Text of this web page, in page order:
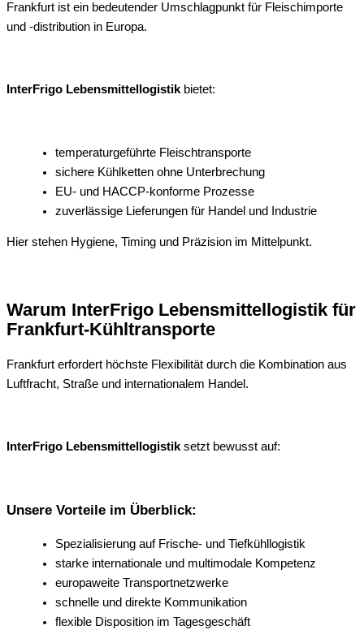
Frankfurt ist ein bedeutender Umschlagpunkt für Fleischimporte
und -distribution in Europa.
InterFrigo Lebensmittellogistikbietet:
temperaturgeführte Fleischtransporte
sichere Kühlketten ohne Unterbrechung
EU- und HACCP-konforme Prozesse
zuverlässige Lieferungen für Handel und Industrie
Hier stehen Hygiene, Timing und Präzision im Mittelpunkt.
Warum InterFrigo Lebensmittellogistik für
Frankfurt-Kühltransporte
Frankfurt erfordert höchste Flexibilität durch die Kombination aus
Luftfracht, Straße und internationalem Handel.
InterFrigo Lebensmittellogistik setzt bewusst auf:
Unsere Vorteile im Überblick:
Spezialisierung auf Frische- und Tiefkühllogistik
starke internationale und multimodale Kompetenz
europaweite Transportnetzwerke
schnelle und direkte Kommunikation
flexible Disposition im Tagesgeschäft